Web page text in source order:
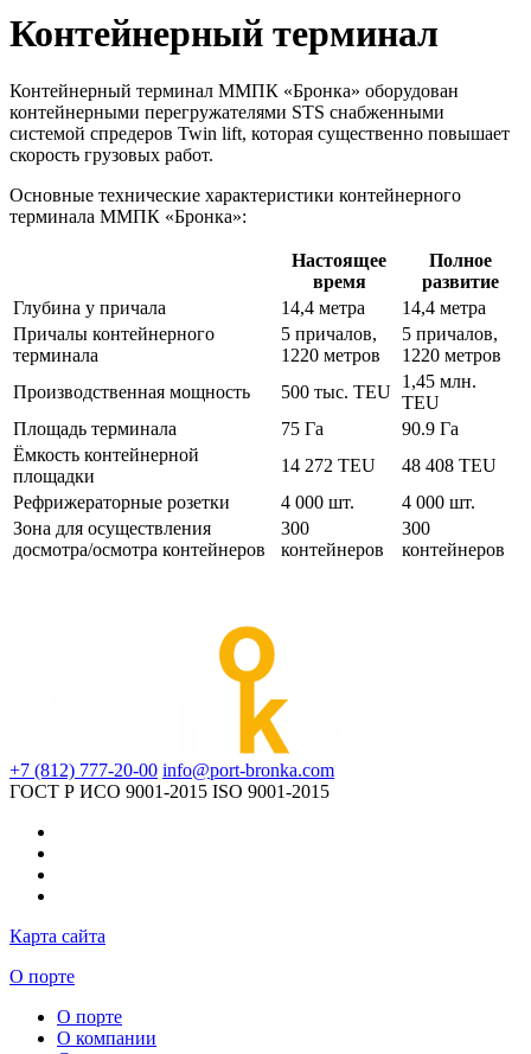
Контейнерный терминал
Контейнерный терминал ММПК «Бронка» оборудован
контейнерными перегружателями STS снабженными
системой спредеров Twin lift, которая существенно повышает
скорость грузовых работ.
Основные технические характеристики контейнерного
терминала ММПК «Бронка»:
Настоящее
время
Полное
развитие
Глубина у причала
14,4 метра
14,4 метра
Причалы контейнерного
терминала
5 причалов,
1220 метров
5 причалов,
1220 метров
Производственная мощность
500 тыс. TEU
1,45 млн.
TEU
Площадь терминала
75 Га
90.9 Га
Ёмкость контейнерной
площадки
14 272 TEU
48 408 TEU
Рефрижераторные розетки
4 000 шт.
4 000 шт.
Зона для осуществления
досмотра/осмотра контейнеров
300
контейнеров
300
контейнеров
+7 (812) 777-20-00 info@port-bronka.com
ГОСТ Р ИСО 9001-2015 ISO 9001-2015
Карта сайта
О порте
О порте
О компании